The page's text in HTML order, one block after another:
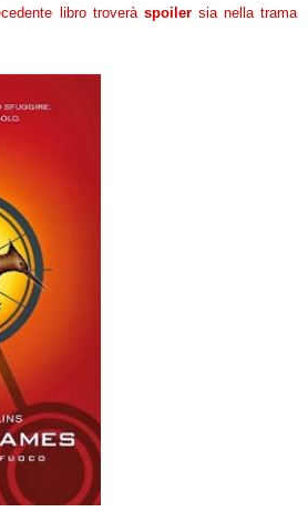
libro troverà spoilersia nella trama